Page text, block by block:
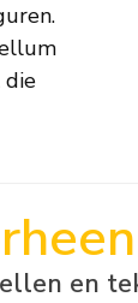
die
werk
en